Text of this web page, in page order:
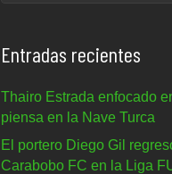
Entradas recientes
Thairo Estrada enfocado
piensa en la Nave Turca
El portero Diego Gil
Carabobo FC en la Liga